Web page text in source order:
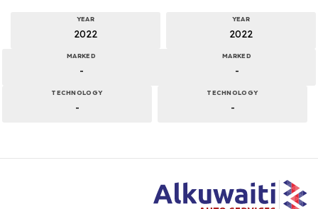
YEAR
2022
MARKED
-
TECHNOLOGY
-
YEAR
2022
MARKED
-
TECHNOLOGY
-